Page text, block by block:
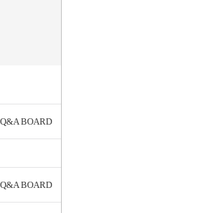
Q&A BOARD
Q&A BOARD